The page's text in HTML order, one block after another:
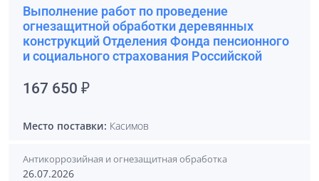
Выполнение работ по проведение
огнезащитной обработки деревянных
конструкций Отделения Фонда пенсионного
и социального страхования Российской
167 650 ₽
Место поставки: Касимов
Антикоррозийная и огнезащитная обработка
26.07.2026